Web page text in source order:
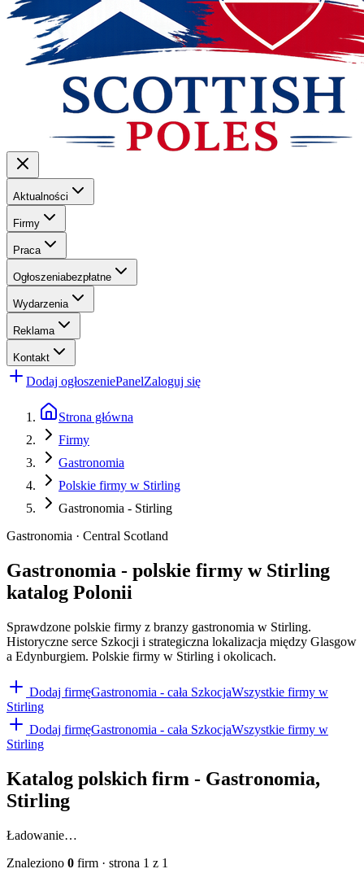
Aktualności
Firmy
Praca
Ogłoszeniabezpłatne
Wydarzenia
Reklama
Kontakt
Dodaj ogłoszeniePanelZaloguj się
Strona główna
Firmy
Gastronomia
Polskie firmy w Stirling
Gastronomia - Stirling
Gastronomia · Central Scotland
Gastronomia - polskie firmy w Stirling
katalog Polonii
Sprawdzone polskie firmy z branzy gastronomia w Stirling.
Historyczne serce Szkocji i strategiczna lokalizacja między Glasgow
a Edynburgiem. Polskie firmy w Stirling i okolicach.
Dodaj firmęGastronomia - cała SzkocjaWszystkie firmy w
Stirling
Dodaj firmęGastronomia - cała SzkocjaWszystkie firmy w
Stirling
Katalog polskich firm - Gastronomia,
Stirling
Ładowanie…
Znaleziono 0 firm · strona 1 z 1